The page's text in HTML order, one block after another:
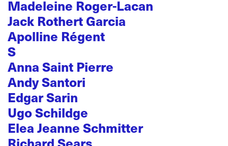
Madeleine Roger-Lacan
Jack Rothert Garcia
Apolline Régent
S
Anna Saint Pierre
Andy Santori
Edgar Sarin
Ugo Schildge
Elea Jeanne Schmitter